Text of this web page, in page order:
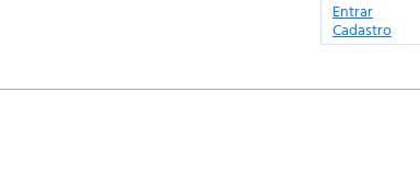
Entrar
Cadastro